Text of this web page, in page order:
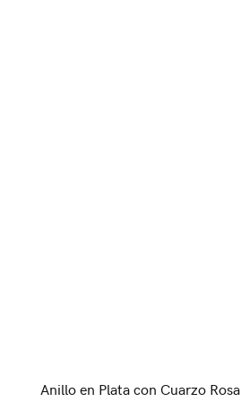
Anillo en Plata con Cuarzo Rosa